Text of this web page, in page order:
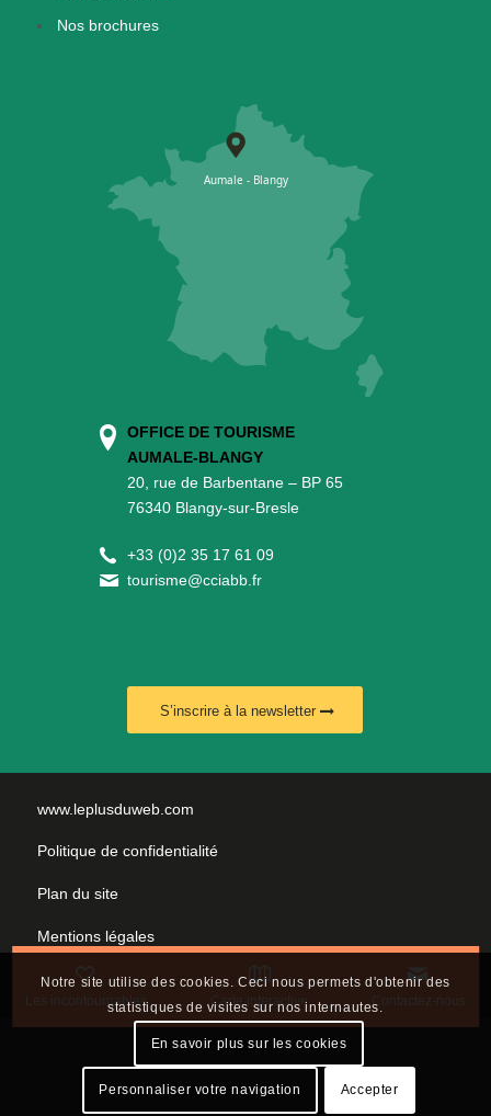
Les incontournables Carte interactive Contactez-nous
Nos brochures
OFFICE DE TOURISME
AUMALE-BLANGY
20, rue de Barbentane – BP 65
76340 Blangy-sur-Bresle
+33 (0)2 35 17 61 09
tourisme@cciabb.fr
S’inscrire à la newsletter
www.leplusduweb.com
Politique de confidentialité
Plan du site
Mentions légales
Nous contacter
Notre site utilise des cookies. Ceci nous permets d'obtenir des
statistiques de visites sur nos internautes.
En savoir plus sur les cookies
Personnaliser votre navigation Accepter